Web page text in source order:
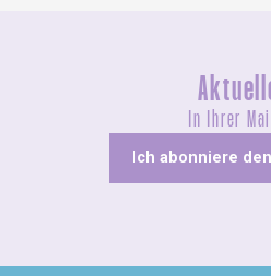
In Ihrer
Ich abonniere